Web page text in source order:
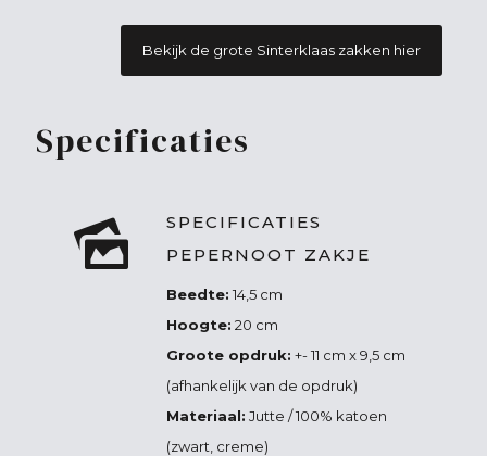
Bekijk de grote Sinterklaas zakken hier
Specificaties
SPECIFICATIES
PEPERNOOT ZAKJE
Beedte: 14,5 cm
Hoogte: 20 cm
Groote opdruk: +- 11 cm x 9,5 cm
(afhankelijk van de opdruk)
Materiaal: Jutte / 100% katoen
(zwart, creme)